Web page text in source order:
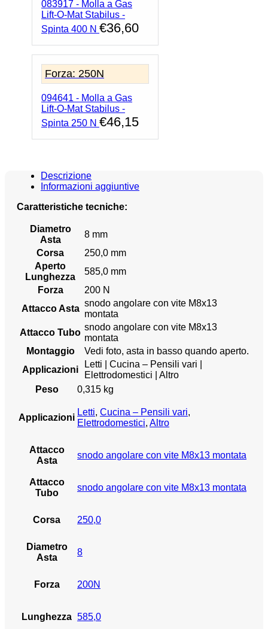
083917 - Molla a Gas
Lift-O-Mat Stabilus -
Spinta 400 N €36,60
Forza: 250N
094641 - Molla a Gas
Lift-O-Mat Stabilus -
Spinta 250 N €46,15
Descrizione
Informazioni aggiuntive
Caratteristiche tecniche:
Diametro
Asta
8 mm
Corsa
250,0 mm
Aperto
Lunghezza
585,0 mm
Forza
200 N
Attacco Asta
snodo angolare con vite M8x13
montata
Attacco Tubo
snodo angolare con vite M8x13
montata
Montaggio
Vedi foto, asta in basso quando aperto.
Applicazioni
Letti | Cucina – Pensili vari |
Elettrodomestici | Altro
Peso
0,315 kg
Applicazioni
Letti, Cucina – Pensili vari,
Elettrodomestici, Altro
Attacco
Asta
snodo angolare con vite M8x13 montata
Attacco
Tubo
snodo angolare con vite M8x13 montata
Corsa 250,0
Diametro
Asta
8
Forza 200N
Lunghezza 585,0